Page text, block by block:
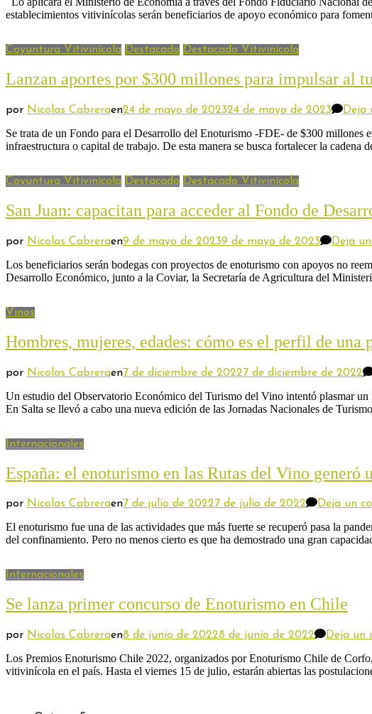
establecimientos vitivinícolas serán beneficiarios de apoyo económico para
Coyuntura Vitivinícola Destacado Destacado Vitivinícola
Lanzan aportes por $300 millones para impulsar al
por Nicolas Cabreraen24 de mayo de 202324 de mayo de 2023 Deja
Se trata de un Fondo para el Desarrollo del Enoturismo -FDE- de $300 millones
infraestructura o capital de trabajo. De esta manera se busca fortalecer la
Coyuntura Vitivinícola Destacado Destacado Vitivinícola
San Juan: capacitan para acceder al Fondo de
por Nicolas Cabreraen9 de mayo de 20239 de mayo de 2023 Deja
Los beneficiarios serán bodegas con proyectos de enoturismo con apoyos no
Desarrollo Económico, junto a la Coviar, la Secretaría de Agricultura del
Vinos
Hombres, mujeres, edades: cómo es el perfil de
por Nicolas Cabreraen7 de diciembre de 20227 de diciembre de 2022
Un estudio del Observatorio Económico del Turismo del Vino intentó plasmar
En Salta se llevó a cabo una nueva edición de las Jornadas Nacionales de
Internacionales
España: el enoturismo en las Rutas del Vino
por Nicolas Cabreraen7 de julio de 20227 de julio de 2022 Deja un
El enoturismo fue una de las actividades que más fuerte se recuperó pasa la
del confinamiento. Pero no menos cierto es que ha demostrado una gran
Internacionales
Se lanza primer concurso de Enoturismo en Chile
por Nicolas Cabreraen8 de junio de 20228 de junio de 2022 Deja un
Los Premios Enoturismo Chile 2022, organizados por Enoturismo Chile de
vitivinícola en el país. Hasta el viernes 15 de julio, estarán abiertas las